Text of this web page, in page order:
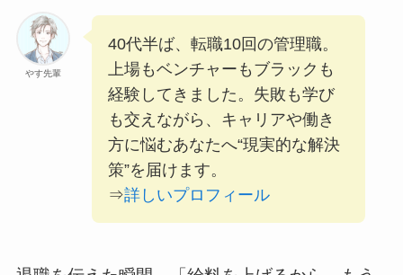
やす先輩
40代半ば、転職10回の管理職。
上場もベンチャーもブラックも
経験してきました。失敗も学び
も交えながら、キャリアや働き
方に悩むあなたへ“現実的な解決
策”を届けます。
⇒詳しいプロフィール